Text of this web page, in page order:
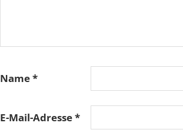
Name*
E-Mail-Adresse*